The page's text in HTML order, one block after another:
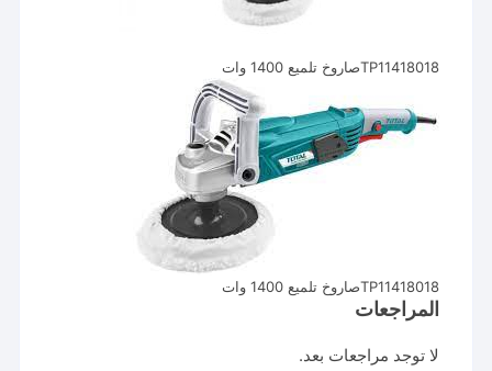
TP11418018صاروخ تلميع 1400 وات
TP11418018صاروخ تلميع 1400 وات
المراجعات
لا توجد مراجعات بعد.